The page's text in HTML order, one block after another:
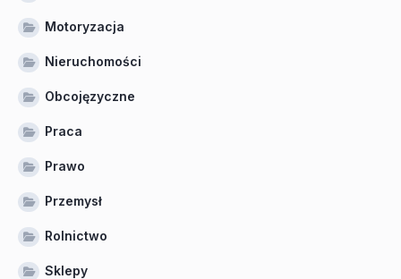
Motoryzacja
Nieruchomości
Obcojęzyczne
Praca
Prawo
Przemysł
Rolnictwo
Sklepy